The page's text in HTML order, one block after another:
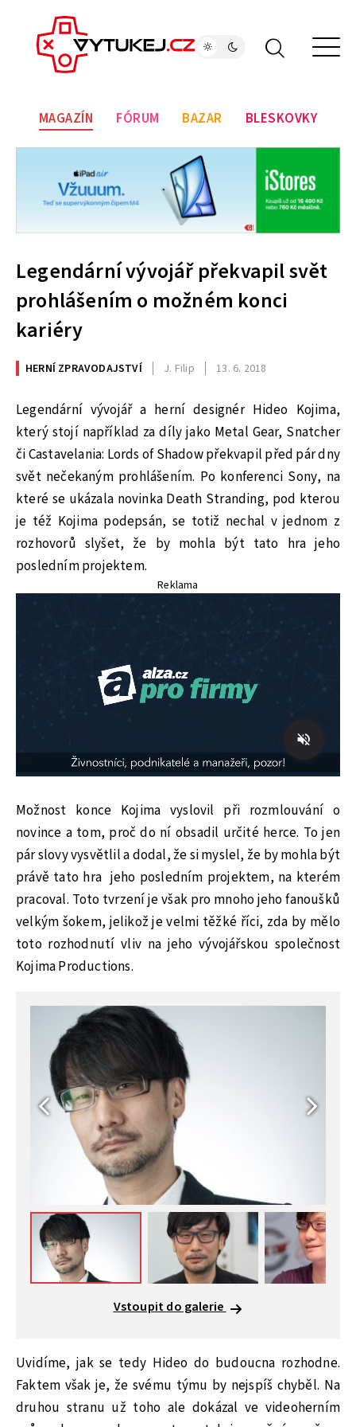
MAGAZÍN FÓRUM BAZAR BLESKOVKY
Legendární vývojář překvapil svět
prohlášením o možném konci
kariéry
HERNÍ ZPRAVODAJSTVÍ J. Filip 13. 6. 2018
Legendární vývojář a herní designér Hideo Kojima,
který stojí například za díly jako Metal Gear, Snatcher
či Castavelania: Lords of Shadow překvapil před pár dny
svět nečekaným prohlášením. Po konferenci Sony, na
které se ukázala novinka Death Stranding, pod kterou
je též Kojima podepsán, se totiž nechal v jednom z
rozhovorů slyšet, že by mohla být tato hra jeho
posledním projektem.
Reklama
Možnost konce Kojima vyslovil při rozmlouvání o
novince a tom, proč do ní obsadil určité herce. To jen
pár slovy vysvětlil a dodal, že si myslel, že by mohla být
právě tato hra jeho posledním projektem, na kterém
pracoval. Toto tvrzení je však pro mnoho jeho fanoušků
velkým šokem, jelikož je velmi těžké říci, zda by mělo
toto rozhodnutí vliv na jeho vývojářskou společnost
Kojima Productions.
Vstoupit do galerie
Uvidíme, jak se tedy Hideo do budoucna rozhodne.
Faktem však je, že svému týmu by nejspíš chyběl. Na
druhou stranu už toho ale dokázal ve videoherním